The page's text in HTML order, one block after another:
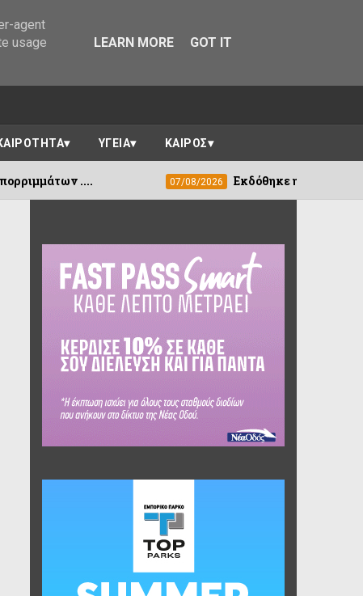
ΥΓΕΙΑ ΚΑΙΡΟΣ
07/08/2026 Εκδόθηκε η ΚΥΑ για τη στεγαστική
agent
usage
LEARN MORE GOT IT